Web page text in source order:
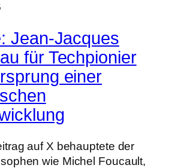
Jean-Jacques
für Techpionier
einer
auf X behauptete der
wie Michel Foucault,